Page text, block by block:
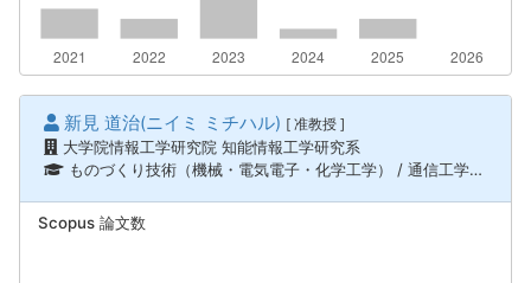
新見 道治(ニイミ ミチハル) [ 准教授 ]
大学院情報工学研究院 知能情報工学研究系
ものづくり技術（機械・電気電子・化学工学） / 通信工学、情報通信 / 機械力学、メカトロニクス、ライフサイエンス / 医療福祉工学、情報通信 / ロボティクス、知能機械システム
Scopus 論文数